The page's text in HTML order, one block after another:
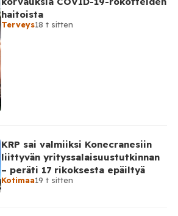
haitoista
Terveys18 t sitten
KRP sai valmiiksi Konecranesiin
liittyvän yrityssalaisuustutkinnan
– peräti 17 rikoksesta epäiltyä
Kotimaa19 t sitten